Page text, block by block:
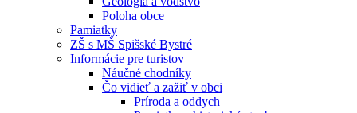
Poloha obce
Pamiatky
ZŠ s MŠ Spišské Bystré
Informácie pre turistov
Náučné chodníky
Čo vidieť a zažiť v obci
Príroda a oddych